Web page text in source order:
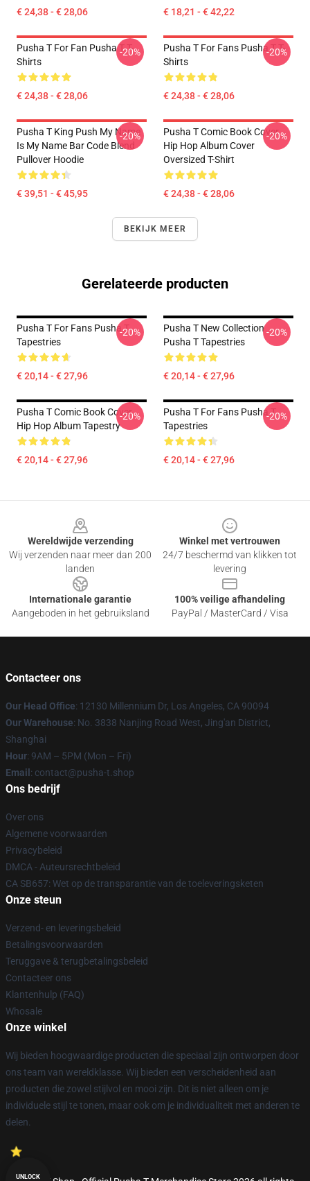
€ 24,38 - € 28,06 € 18,21 - € 42,22
Pusha T For Fan Pusha T T-
Shirts
€ 24,38 - € 28,06
-20%
Pusha T For Fans Pusha T T-
Shirts
€ 24,38 - € 28,06
-20%
Pusha T King Push My Name
Is My Name Bar Code Blend
Pullover Hoodie
€ 39,51 - € 45,95
-20%
Pusha T Comic Book Cover
Hip Hop Album Cover
Oversized T-Shirt
€ 24,38 - € 28,06
-20%
BEKIJK MEER
Gerelateerde producten
Pusha T For Fans Pusha T
Tapestries
€ 20,14 - € 27,96
-20%
Pusha T New Collection
Pusha T Tapestries
€ 20,14 - € 27,96
-20%
Pusha T Comic Book Cover
Hip Hop Album Tapestry
€ 20,14 - € 27,96
-20%
Pusha T For Fans Pusha T
Tapestries
€ 20,14 - € 27,96
-20%
Wereldwijde verzending
Wij verzenden naar meer dan 200
landen
Winkel met vertrouwen
24/7 beschermd van klikken tot
levering
Internationale garantie
Aangeboden in het gebruiksland
100% veilige afhandeling
PayPal / MasterCard / Visa
Contacteer ons
Our Head Office: 12130 Millennium Dr, Los Angeles, CA 90094
Our Warehouse: No. 3838 Nanjing Road West, Jing'an District,
Shanghai
Hour: 9AM – 5PM (Mon – Fri)
Email : contact@pusha-t.shop
Ons bedrijf
Over ons
Algemene voorwaarden
Privacybeleid
DMCA - Auteursrechtbeleid
CA SB657: Wet op de transparantie van de toeleveringsketen
Onze steun
Verzend- en leveringsbeleid
Betalingsvoorwaarden
Teruggave & terugbetalingsbeleid
Contacteer ons
Klantenhulp (FAQ)
Whosale
Onze winkel
Wij bieden hoogwaardige producten die speciaal zijn ontworpen door
ons team van wereldklasse. Wij bieden een verscheidenheid aan
producten die zowel stijlvol en mooi zijn. Dit is niet alleen om je
individuele stijl te tonen, maar ook om je individualiteit met anderen te
delen.
UNLOCK